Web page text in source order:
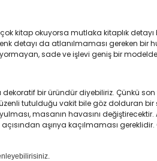
kitap okuyorsa mutlaka kitaplık
da atlanılmaması gereken bir
sade ve işlevi geniş bir
bir üründür diyebiliriz. Çünkü
tutulduğu vakit bile göz dolduran
masanın havasını
aşırıya kaçılmaması